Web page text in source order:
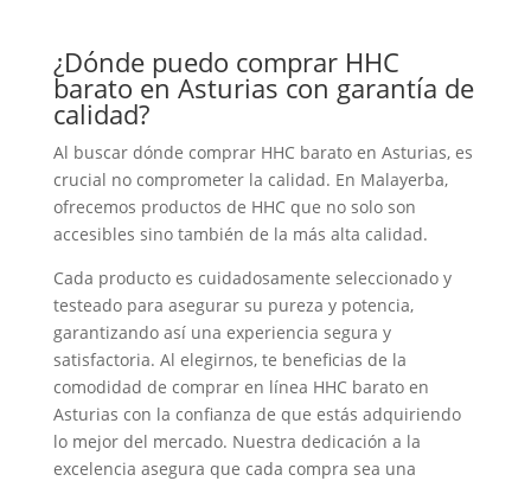
¿Dónde puedo comprar HHC
barato en Asturias con garantía de
calidad?
Al buscar dónde comprar HHC barato en Asturias, es
crucial no comprometer la calidad. En Malayerba,
ofrecemos productos de HHC que no solo son
accesibles sino también de la más alta calidad.
Cada producto es cuidadosamente seleccionado y
testeado para asegurar su pureza y potencia,
garantizando así una experiencia segura y
satisfactoria. Al elegirnos, te beneficias de la
comodidad de comprar en línea HHC barato en
Asturias con la confianza de que estás adquiriendo
lo mejor del mercado. Nuestra dedicación a la
excelencia asegura que cada compra sea una